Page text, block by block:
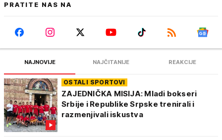
PRATITE NAS NA
NAJNOVIJE NAJČITANIJE REAKCIJE
OSTALI SPORTOVI
ZAJEDNIČKA MISIJA: Mladi bokseri
Srbije i Republike Srpske trenirali i
razmenjivali iskustva